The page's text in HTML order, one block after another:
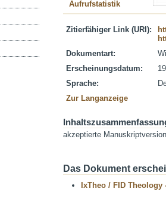
Aufrufstatistik
Zitierfähiger Link (URI):
Dokumentart:
Erscheinungsdatum:
Sprache:
Zur Langanzeige
akzeptierte Manuskriptversion
Das Dokument
IxTheo / FID Theology